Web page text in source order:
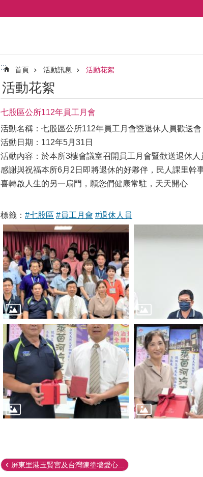
::: 首頁 活動訊息 活動花絮
活動花絮
七股區公所112年員工月會
活動名稱：七股區公所112年員工月會暨退休人員歡送會
活動日期：112年5月31日
活動內容：於本所3樓會議室召開員工月會暨歡送退休
感謝與祝福本所6月2日即將退休的好夥伴，民人課里幹
喜轉啟人生的另一扇門，願您們健康常駐，天天開心
標籤： #七股區 #員工月會 #退休人員
屏東里港玉賢宮及台灣陳塗墻愛心...